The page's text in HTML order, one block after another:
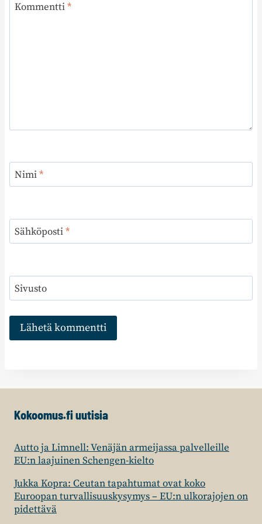
Kommentti*
Nimi*
Sähköposti*
Sivusto
Kokoomus.fi uutisia
Autto ja Limnell: Venäjän armeijassa palvelleille
EU:n laajuinen Schengen-kielto
Jukka Kopra: Ceutan tapahtumat ovat koko
Euroopan turvallisuuskysymys – EU:n ulkorajojen on
pidettävä